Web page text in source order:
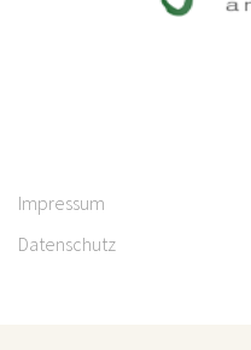
Impressum
Datenschutz